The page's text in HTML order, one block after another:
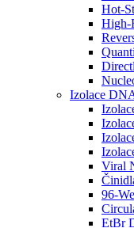
Hot-
High-
Izolace
Viral
96-
EtBr